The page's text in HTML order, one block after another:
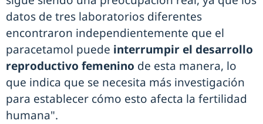
datos de tres laboratorios diferentes
encontraron independientemente que el
paracetamol puede interrumpir el desarrollo
reproductivo femenino de esta manera, lo
que indica que se necesita más investigación
para establecer cómo esto afecta la fertilidad
humana".